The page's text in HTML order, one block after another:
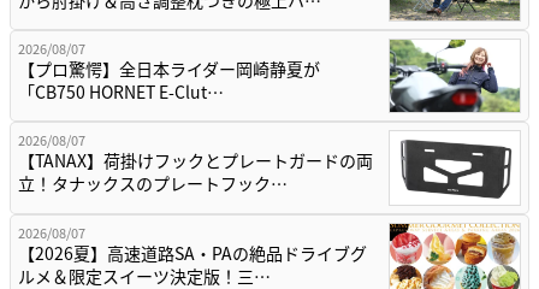
2026/08/07
【プロ驚愕】全日本ライダー岡崎静夏が
「CB750 HORNET E-Clut…
2026/08/07
【TANAX】荷掛けフックとプレートガードの両
立！タナックスのプレートフック…
2026/08/07
【2026夏】高速道路SA・PAの絶品ドライブグ
ルメ＆限定スイーツ決定版！三…